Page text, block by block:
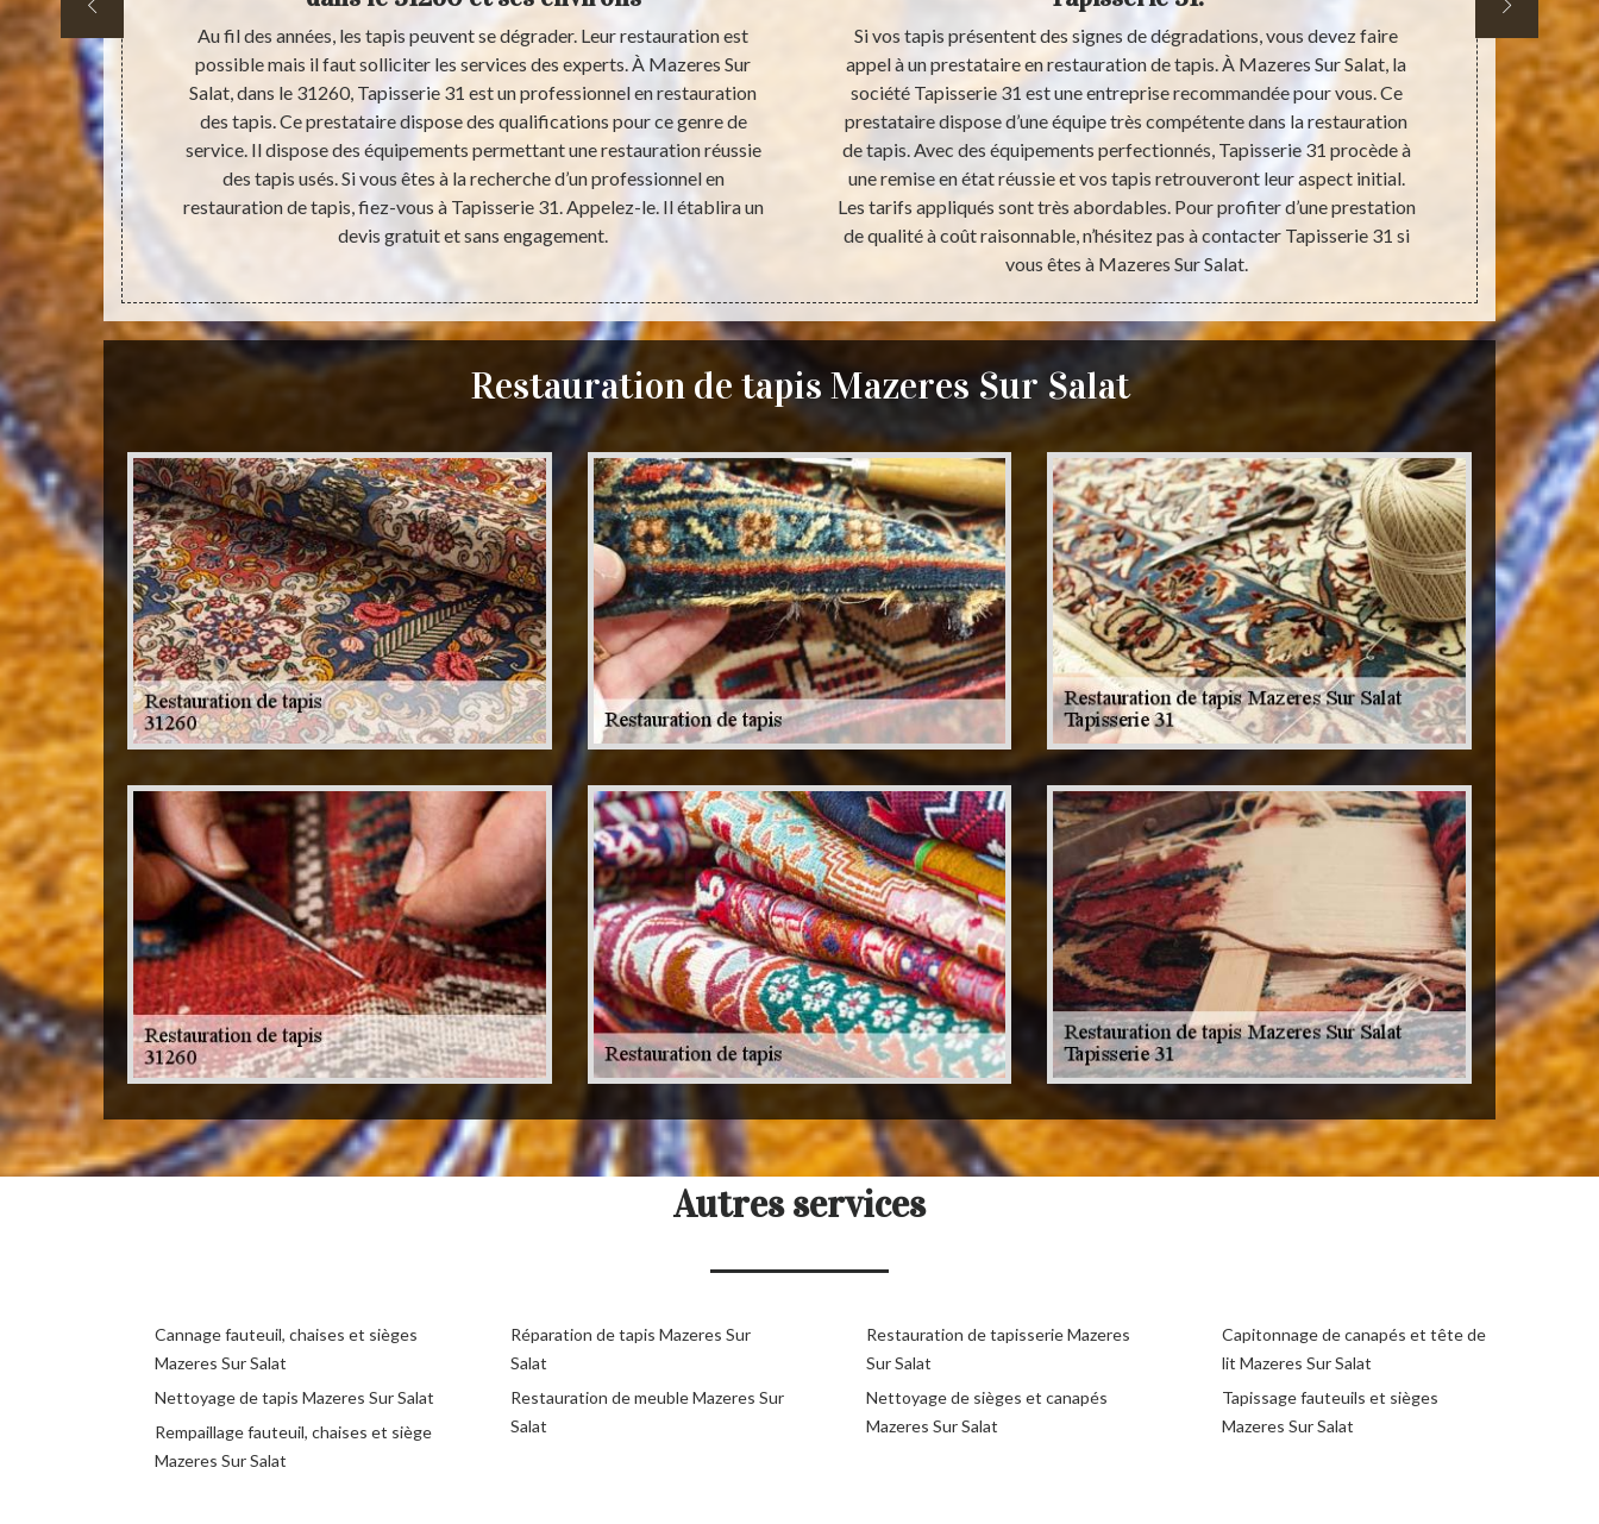
attention
dessin et
votre tapis
31 pour le
de
de qualité
de votre
Au fil des années, les tapis peuvent se dégrader. Leur restauration est
possible mais il faut solliciter les services des experts. À Mazeres Sur
Salat, dans le 31260, Tapisserie 31 est un professionnel en restauration
des tapis. Ce prestataire dispose des qualifications pour ce genre de
service. Il dispose des équipements permettant une restauration réussie
des tapis usés. Si vous êtes à la recherche d’un professionnel en
restauration de tapis, fiez-vous à Tapisserie 31. Appelez-le. Il établira un
devis gratuit et sans engagement.
Si vos tapis présentent des signes de dégradations, vous devez faire
appel à un prestataire en restauration de tapis. À Mazeres Sur Salat, la
société Tapisserie 31 est une entreprise recommandée pour vous. Ce
prestataire dispose d’une équipe très compétente dans la restauration
de tapis. Avec des équipements perfectionnés, Tapisserie 31 procède à
une remise en état réussie et vos tapis retrouveront leur aspect initial.
Les tarifs appliqués sont très abordables. Pour profiter d’une prestation
de qualité à coût raisonnable, n’hésitez pas à contacter Tapisserie 31 si
vous êtes à Mazeres Sur Salat.
Les tapis,
peuvent
Mazeres
services
Avec
inégalable.
état des
Restauration de tapis Mazeres Sur Salat
Autres services
Cannage fauteuil, chaises et sièges
Mazeres Sur Salat
Nettoyage de tapis Mazeres Sur Salat
Rempaillage fauteuil, chaises et siège
Mazeres Sur Salat
Réparation de tapis Mazeres Sur
Salat
Restauration de meuble Mazeres Sur
Salat
Restauration de tapisserie Mazeres
Sur Salat
Nettoyage de sièges et canapés
Mazeres Sur Salat
Capitonnage de canapés et tête de
lit Mazeres Sur Salat
Tapissage fauteuils et sièges
Mazeres Sur Salat